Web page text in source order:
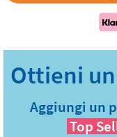
Aggiungi un
Top